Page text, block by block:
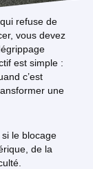
refuse de
vous devez
est simple :
c’est
une
le blocage
de la